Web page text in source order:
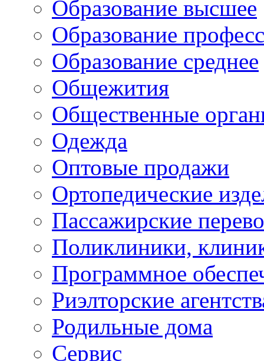
Образование высшее
Образование
Образование среднее
Общежития
Общественные
Одежда
Оптовые продажи
Ортопедические
Пассажирские
Поликлиники,
Программное
Риэлторские
Родильные дома
Сервис